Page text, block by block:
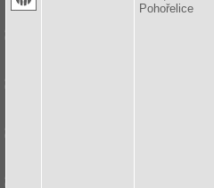
Pohořelice